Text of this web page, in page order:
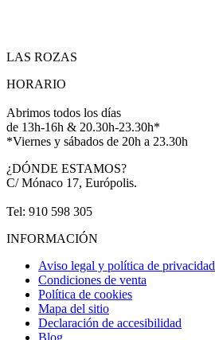
LAS ROZAS
HORARIO
Abrimos todos los días
de 13h-16h & 20.30h-23.30h*
*Viernes y sábados de 20h a 23.30h
¿DÓNDE ESTAMOS?
C/ Mónaco 17, Európolis.
Tel: 910 598 305
INFORMACIÓN
Aviso legal y política de privacidad
Condiciones de venta
Política de cookies
Mapa del sitio
Declaración de accesibilidad